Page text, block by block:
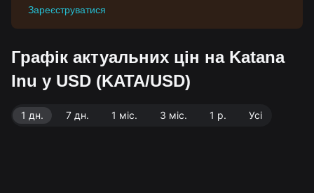
Зареєструватися
Графік актуальних цін на Katana
Inu у USD (KATA/USD)
1 дн. 7 дн. 1 міс. 3 міс. 1 р. Усі